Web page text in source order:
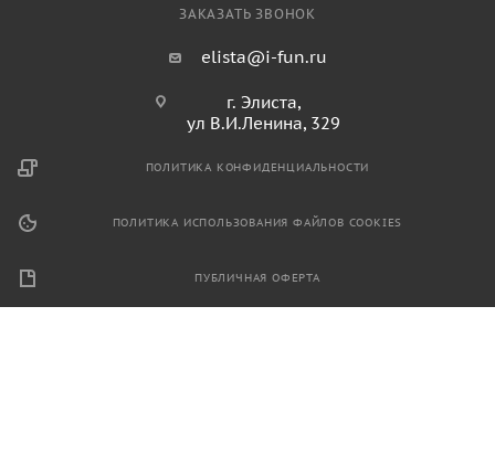
ЗАКАЗАТЬ ЗВОНОК
elista@i-fun.ru
г. Элиста,
ул В.И.Ленина, 329
ПОЛИТИКА КОНФИДЕНЦИАЛЬНОСТИ
ПОЛИТИКА ИСПОЛЬЗОВАНИЯ ФАЙЛОВ COOKIES
ПУБЛИЧНАЯ ОФЕРТА